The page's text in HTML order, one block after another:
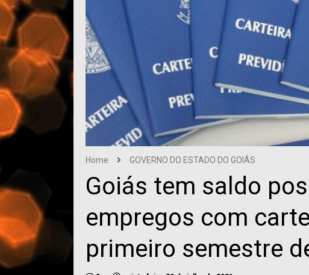
Home GOVERNO DO ESTADO DO GOIÁS
Goiás tem saldo
empregos com
primeiro semestre